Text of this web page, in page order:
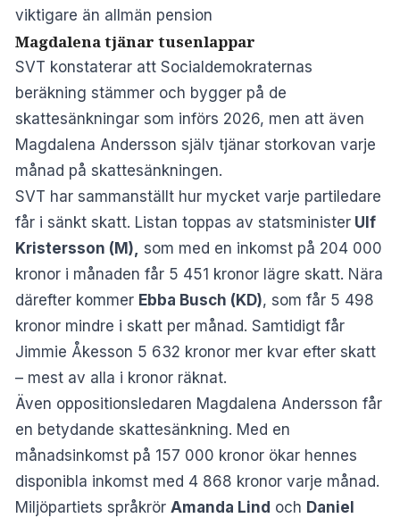
viktigare än allmän pension
Magdalena tjänar tusenlappar
SVT konstaterar att Socialdemokraternas
beräkning stämmer och bygger på de
skattesänkningar som införs 2026, men att även
Magdalena Andersson själv tjänar storkovan varje
månad på skattesänkningen.
SVT har sammanställt hur mycket varje partiledare
får i sänkt skatt. Listan toppas av statsminister Ulf
Kristersson (M), som med en inkomst på 204 000
kronor i månaden får 5 451 kronor lägre skatt. Nära
därefter kommer Ebba Busch (KD), som får 5 498
kronor mindre i skatt per månad. Samtidigt får
Jimmie Åkesson 5 632 kronor mer kvar efter skatt
– mest av alla i kronor räknat.
Även oppositionsledaren Magdalena Andersson får
en betydande skattesänkning. Med en
månadsinkomst på 157 000 kronor ökar hennes
disponibla inkomst med 4 868 kronor varje månad.
Miljöpartiets språkrör Amanda Lind och Daniel